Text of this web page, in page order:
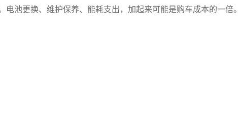
池更换、维护保养、能耗支出，加起来可能是购车成本的一倍。